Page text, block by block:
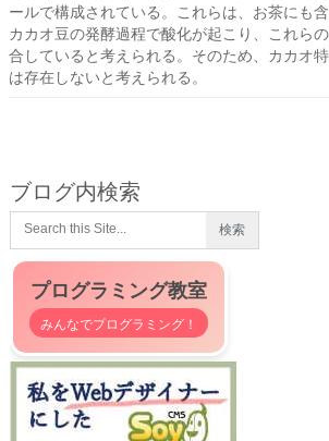
ールで構成されている。これらは、お茶にも含
カカオ豆の発酵過程で酸化が起こり、これら
合していると考えられる。そのため、カカオ
は存在しないと考えられる。
ブログ内検索
プログラミング教室
みんなでプログラミング！